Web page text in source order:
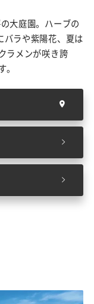
大庭園。ハーブの
バラや紫陽花、夏は
ラメンが咲き誇